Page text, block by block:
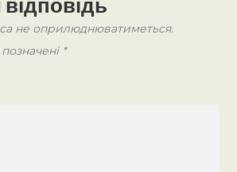
не оприлюднюватиметься.
*